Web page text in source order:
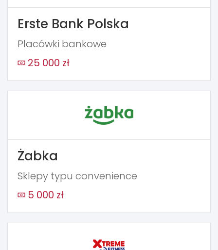
Erste Bank Polska
Placówki bankowe
25 000 zł
Żabka
Sklepy typu convenience
5 000 zł